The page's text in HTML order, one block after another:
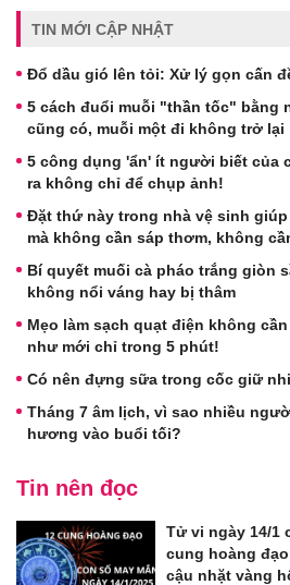
TIN MỚI CẬP NHẬT
Đổ dầu gió lên tỏi: Xử lý gọn cấn
5 cách đuổi muỗi "thần tốc" bằng
cũng có, muỗi một đi không trở lại
5 công dụng 'ẩn' ít người biết của
ra không chỉ để chụp ảnh!
Đặt thứ này trong nhà vệ sinh
mà không cần sáp thơm, không
Bí quyết muối cà pháo trắng giòn
không nổi váng hay bị thâm
Mẹo làm sạch quạt điện không
như mới chỉ trong 5 phút!
Có nên đựng sữa trong cốc giữ
Tháng 7 âm lịch, vì sao nhiều
hương vào buổi tối?
Tin nên đọc
Tử vi ngày 14/1
cung hoàng
cậu nhặt vàng